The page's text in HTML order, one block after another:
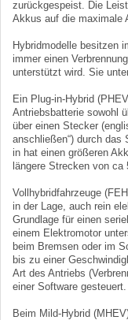
zurückgespeist. Die
Akkus auf die maximale
Hybridmodelle besitzen
immer einen
unterstützt wird. Sie
Ein Plug-in-Hybrid
Antriebsbatterie sowohl
über einen Stecker
anschließen“) durch das
in hat einen größeren
längere Strecken von
Vollhybridfahrzeuge
in der Lage, auch rein
Grundlage für einen
einem Elektromotor
beim Bremsen oder im
bis zu einer
Art des Antriebs
einer Software gesteuert.
Beim Mild-Hybrid